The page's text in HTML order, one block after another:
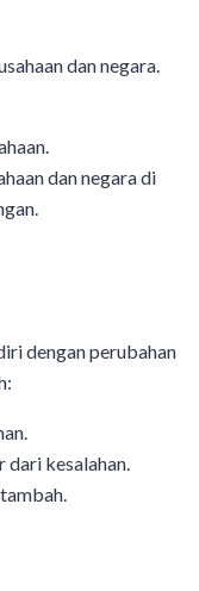
dan negara.
dan negara di
dengan perubahan
dari kesalahan.